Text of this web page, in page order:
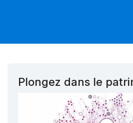
Plongez dans le